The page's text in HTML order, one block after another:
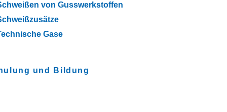
von Gusswerkstoffen
Gase
und Bildung